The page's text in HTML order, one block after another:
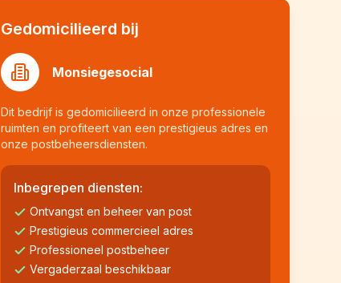
Gedomicilieerd bij
Monsiegesocial
Dit bedrijf is gedomicilieerd in onze professionele
ruimten en profiteert van een prestigieus adres en
onze postbeheersdiensten.
Inbegrepen diensten:
Ontvangst en beheer van post
Prestigieus commercieel adres
Professioneel postbeheer
Vergaderzaal beschikbaar